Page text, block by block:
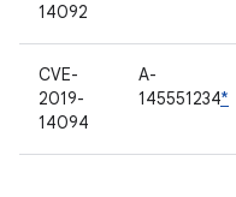
14092
CVE-
2019-
14094
A-
145551234*